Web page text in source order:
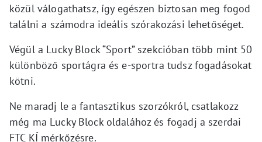
közül válogathatsz, így egészen biztosan meg fogod
találni a számodra ideális szórakozási lehetőséget.
Végül a Lucky Block “Sport” szekcióban több mint 50
különböző sportágra és e-sportra tudsz fogadásokat
kötni.
Ne maradj le a fantasztikus szorzókról, csatlakozz
még ma Lucky Block oldalához és fogadj a szerdai
FTC KÍ mérkőzésre.